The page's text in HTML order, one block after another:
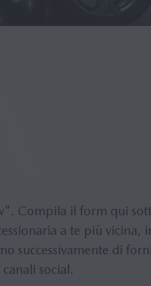
Compila il form qui
a te più vicina,
successivamente di
social.